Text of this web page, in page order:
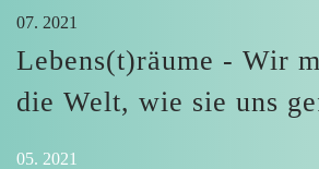
07. 2021
Lebens(t)räume - Wir
die Welt, wie sie uns
05. 2021